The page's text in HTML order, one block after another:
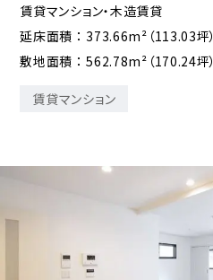
賃貸マンション・木造賃貸
延床面積 ： 373.66m²（113.03坪）
敷地面積 ： 562.78m²（170.24坪）
賃貸マンション